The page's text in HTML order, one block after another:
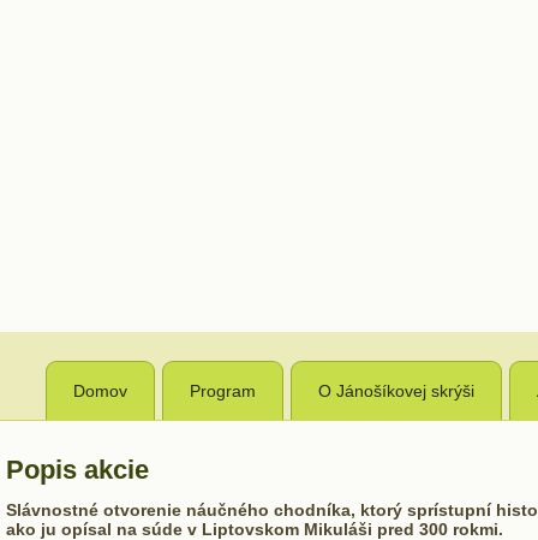
Domov Program O Jánošíkovej skrýši
Popis akcie
Slávnostné otvorenie náučného chodníka, ktorý sprístupní
ako ju opísal na súde v Liptovskom Mikuláši pred 300 rokmi.